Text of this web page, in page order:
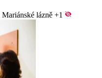
lázně +1